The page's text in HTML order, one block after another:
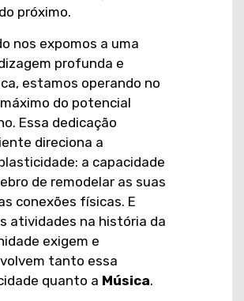
próximo.
nos expomos a uma
profunda e
estamos operando no
do potencial
Essa dedicação
direciona a
a capacidade
de remodelar as suas
conexões físicas. E
atividades na história da
exigem e
tanto essa
quanto a Música.